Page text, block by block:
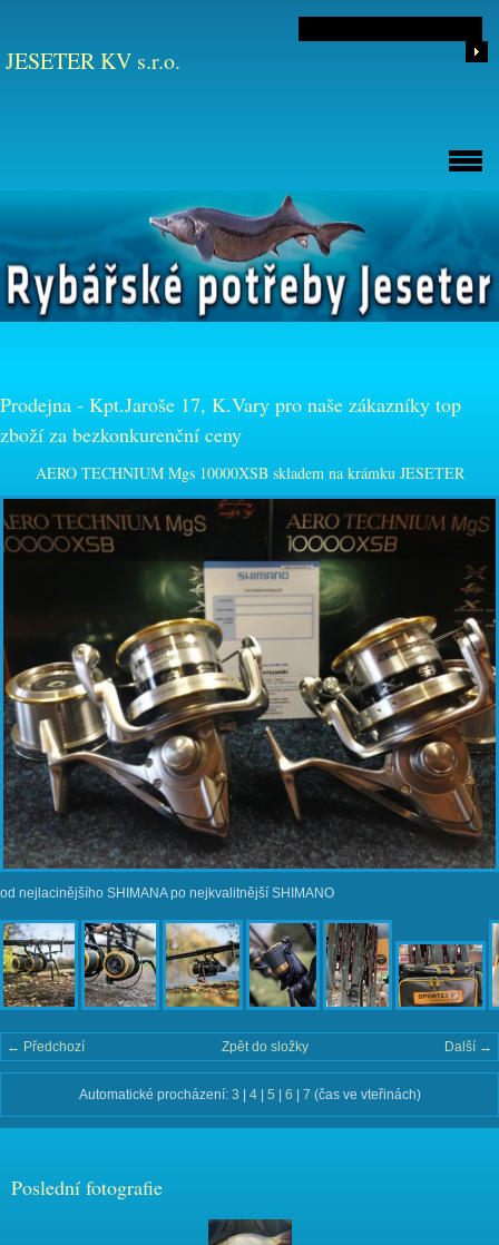
JESETER KV s.r.o.
Prodejna - Kpt.Jaroše 17, K.Vary pro naše zákazníky top
zboží za bezkonkurenční ceny
AERO TECHNIUM Mgs 10000XSB skladem na krámku JESETER
od nejlacinějšího SHIMANA po nejkvalitnější SHIMANO
← Předchozí Další →
Zpět do složky
Automatické procházení: 3 | 4| 5 | 6 | 7 (čas ve vteřinách)
Poslední fotografie